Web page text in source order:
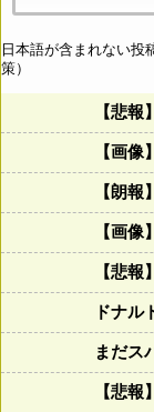
日本語が含まれない投
策）
【悲
【画
【朗
【画
【悲
ドナ
まだ
【悲